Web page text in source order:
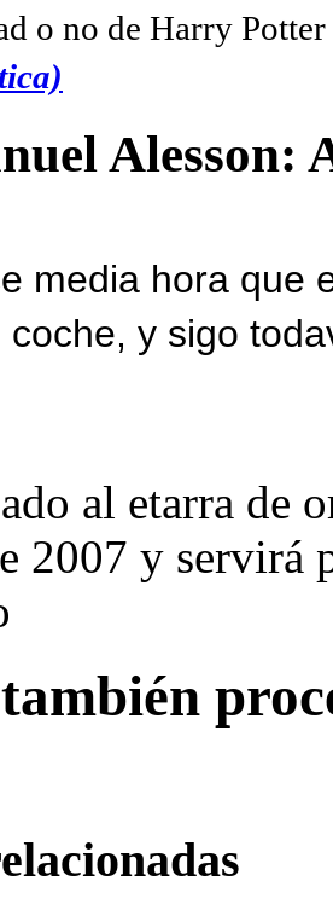
o no de Harry
Alesson:
media hora que
coche, y sigo
al etarra de
2007 y servirá